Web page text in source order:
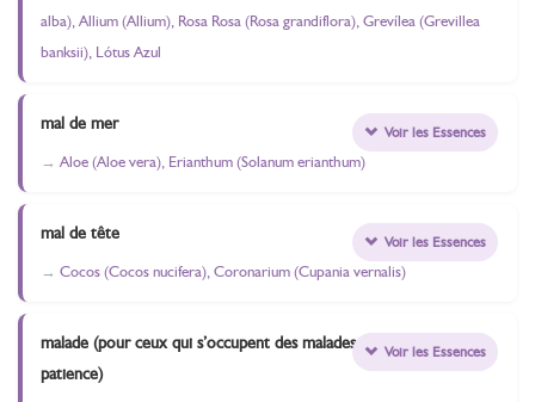
alba), Allium (Allium), Rosa Rosa (Rosa grandiflora), Grevílea (Grevillea
banksii), Lótus Azul
mal de mer
Aloe (Aloe vera), Erianthum (Solanum erianthum)
Voir les Essences
mal de tête
Cocos (Cocos nucifera), Coronarium (Cupania vernalis)
Voir les Essences
malade (pour ceux qui s’occupent des malades -
patience)
Voir les Essences